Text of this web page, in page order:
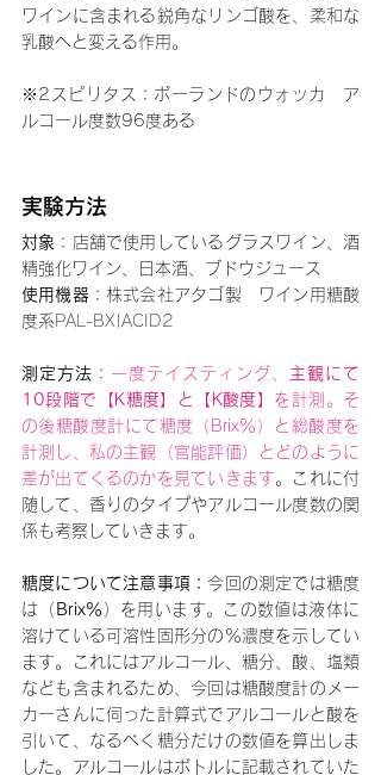
ワインに含まれる鋭角なリンゴ酸を、柔和な
乳酸へと変える作用。
※2スピリタス：ポーランドのウォッカ　ア
ルコール度数96度ある
実験方法
対象 ：店舗で使用しているグラスワイン、酒
精強化ワイン、日本酒、ブドウジュース
使用機器 ：株式会社アタゴ製　ワイン用糖酸
度系 PAL-BX|ACID2
測定方法 ： 一度テイスティング、 主観にて
10段階で【K糖度】と【K酸度】 を計測。そ
の後糖酸度計にて糖度（Brix％）と総酸度を
計測し、私の主観（官能評価）とどのように
差が出てくるのかを見ていきます。これに付
随して、香りのタイプやアルコール度数の関
係も考察していきます。
糖度について注意事項： 今回の測定では糖度
は（ Brix％ ）を用います。この数値は液体に
溶けている可溶性固形分の％濃度を示してい
ます。これにはアルコール、糖分、酸、塩類
なども含まれるため、今回は糖酸度計のメー
カーさんに伺った計算式でアルコールと酸を
引いて、なるべく糖分だけの数値を算出しま
した。アルコールはボトルに記載されていた